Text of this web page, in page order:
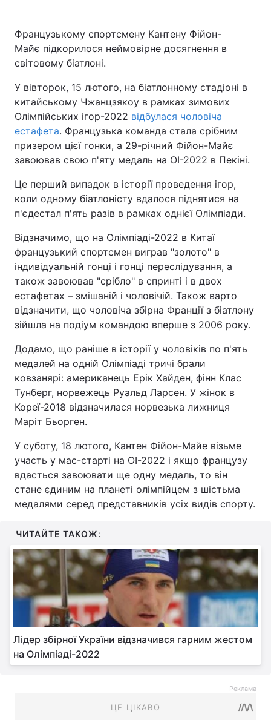
Французькому спортсмену Кантену Фійон-
Майє підкорилося неймовірне досягнення в
світовому біатлоні.
У вівторок, 15 лютого, на біатлонному стадіоні в
китайському Чжанцзякоу в рамках зимових
Олімпійських ігор-2022 відбулася чоловіча
естафета. Французька команда стала срібним
призером цієї гонки, а 29-річний Фійон-Майє
завоював свою п'яту медаль на ОІ-2022 в Пекіні.
Це перший випадок в історії проведення ігор,
коли одному біатлоністу вдалося піднятися на
п'єдестал п'ять разів в рамках однієї Олімпіади.
Відзначимо, що на Олімпіаді-2022 в Китаї
французький спортсмен виграв "золото" в
індивідуальній гонці і гонці переслідування, а
також завоював "срібло" в спринті і в двох
естафетах – змішаній і чоловічій. Також варто
відзначити, що чоловіча збірна Франції з біатлону
зійшла на подіум командою вперше з 2006 року.
Додамо, що раніше в історії у чоловіків по п'ять
медалей на одній Олімпіаді тричі брали
ковзанярі: американець Ерік Хайден, фінн Клас
Тунберг, норвежець Руальд Ларсен. У жінок в
Кореї-2018 відзначилася норвезька лижниця
Маріт Бьорген.
У суботу, 18 лютого, Кантен Фійон-Майе візьме
участь у мас-старті на ОІ-2022 і якщо французу
вдасться завоювати ще одну медаль, то він
стане єдиним на планеті олімпійцем з шістьма
медалями серед представників усіх видів спорту.
ЧИТАЙТЕ ТАКОЖ:
Лідер збірної України відзначився гарним жестом
на Олімпіаді-2022
Реклама